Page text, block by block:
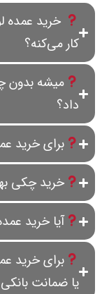
خرید عمده
کار می‌کنه؟
میشه بدون
داد؟
برای خرید
خرید چکی
آیا خرید
برای خرید
یا ضمانت